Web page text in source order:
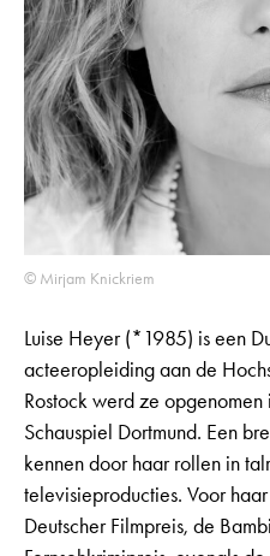
© Mirjam Knickriem
Luise Heyer (*1985) is een
acteeropleiding aan de
Rostock werd ze
Schauspiel Dortmund. Een
kennen door haar rollen in
televisieproducties. Voor
Deutscher Filmpreis, de